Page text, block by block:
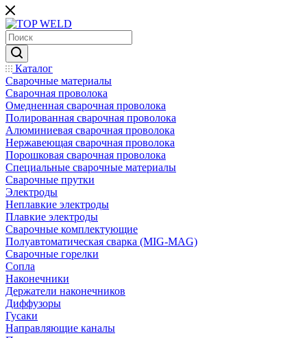
Каталог
Сварочные материалы
Сварочная проволока
Омедненная сварочная проволока
Полированная сварочная проволока
Алюминиевая сварочная проволока
Нержавеющая сварочная проволока
Порошковая сварочная проволока
Специальные сварочные материалы
Сварочные прутки
Электроды
Неплавкие электроды
Плавкие электроды
Сварочные комплектующие
Полуавтоматическая сварка (MIG-MAG)
Сварочные горелки
Сопла
Наконечники
Держатели наконечников
Диффузоры
Гусаки
Направляющие каналы